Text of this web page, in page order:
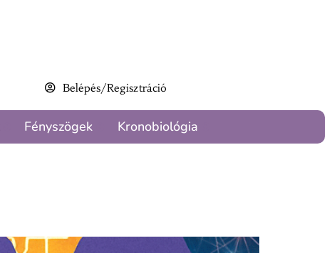
Belépés/Regisztráció
Fényszögek Kronobiológia